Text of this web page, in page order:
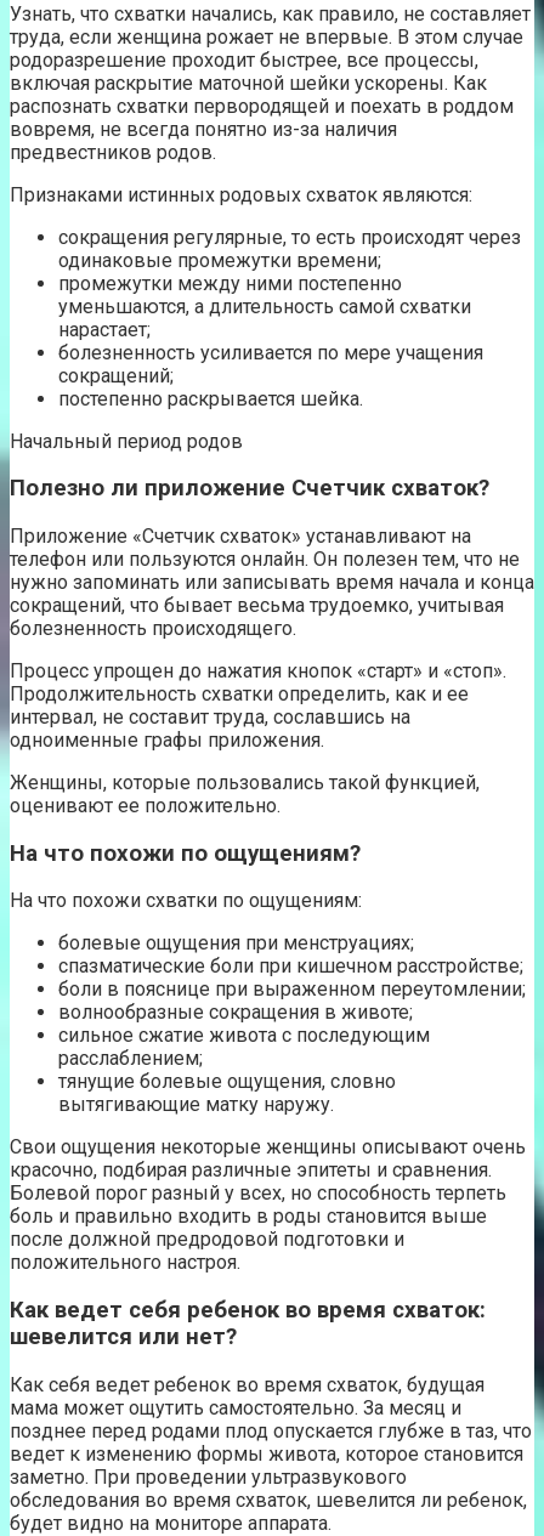
Узнать, что схватки начались, как правило, не составляет
труда, если женщина рожает не впервые. В этом случае
родоразрешение проходит быстрее, все процессы,
включая раскрытие маточной шейки ускорены. Как
распознать схватки первородящей и поехать в роддом
вовремя, не всегда понятно из-за наличия
предвестников родов.
Признаками истинных родовых схваток являются:
сокращения регулярные, то есть происходят через
одинаковые промежутки времени;
промежутки между ними постепенно
уменьшаются, а длительность самой схватки
нарастает;
болезненность усиливается по мере учащения
сокращений;
постепенно раскрывается шейка.
Начальный период родов
Полезно ли приложение Счетчик схваток?
Приложение «Счетчик схваток» устанавливают на
телефон или пользуются онлайн. Он полезен тем, что не
нужно запоминать или записывать время начала и конца
сокращений, что бывает весьма трудоемко, учитывая
болезненность происходящего.
Процесс упрощен до нажатия кнопок «старт» и «стоп».
Продолжительность схватки определить, как и ее
интервал, не составит труда, сославшись на
одноименные графы приложения.
Женщины, которые пользовались такой функцией,
оценивают ее положительно.
На что похожи по ощущениям?
На что похожи схватки по ощущениям:
болевые ощущения при менструациях;
спазматические боли при кишечном расстройстве;
боли в пояснице при выраженном переутомлении;
волнообразные сокращения в животе;
сильное сжатие живота с последующим
расслаблением;
тянущие болевые ощущения, словно
вытягивающие матку наружу.
Свои ощущения некоторые женщины описывают очень
красочно, подбирая различные эпитеты и сравнения.
Болевой порог разный у всех, но способность терпеть
боль и правильно входить в роды становится выше
после должной предродовой подготовки и
положительного настроя.
Как ведет себя ребенок во время схваток:
шевелится или нет?
Как себя ведет ребенок во время схваток, будущая
мама может ощутить самостоятельно. За месяц и
позднее перед родами плод опускается глубже в таз, что
ведет к изменению формы живота, которое становится
заметно. При проведении ультразвукового
обследования во время схваток, шевелится ли ребенок,
будет видно на мониторе аппарата.